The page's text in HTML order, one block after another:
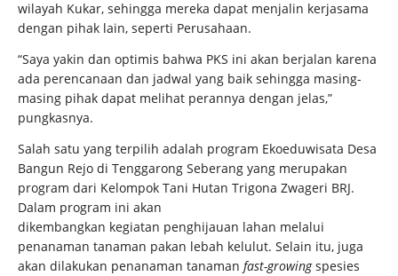
wilayah Kukar, sehingga mereka dapat menjalin kerjasama
dengan pihak lain, seperti Perusahaan.
“Saya yakin dan optimis bahwa PKS ini akan berjalan karena
ada perencanaan dan jadwal yang baik sehingga masing-
masing pihak dapat melihat perannya dengan jelas,”
pungkasnya.
Salah satu yang terpilih adalah program Ekoeduwisata Desa
Bangun Rejo di Tenggarong Seberang yang merupakan
program dari Kelompok Tani Hutan Trigona Zwageri BRJ.
Dalam program ini akan
dikembangkan kegiatan penghijauan lahan melalui
penanaman tanaman pakan lebah kelulut. Selain itu, juga
akan dilakukan penanaman tanaman fast-growingspesies